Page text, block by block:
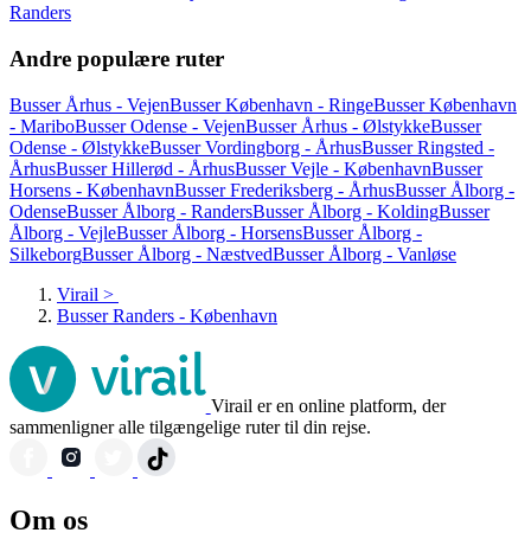
Randers
Andre populære ruter
Busser Århus - VejenBusser København - RingeBusser København
- MariboBusser Odense - VejenBusser Århus - ØlstykkeBusser
Odense - ØlstykkeBusser Vordingborg - ÅrhusBusser Ringsted -
ÅrhusBusser Hillerød - ÅrhusBusser Vejle - KøbenhavnBusser
Horsens - KøbenhavnBusser Frederiksberg - ÅrhusBusser Ålborg -
OdenseBusser Ålborg - RandersBusser Ålborg - KoldingBusser
Ålborg - VejleBusser Ålborg - HorsensBusser Ålborg -
SilkeborgBusser Ålborg - NæstvedBusser Ålborg - Vanløse
Virail >
Busser Randers - København
Virail er en online platform, der
sammenligner alle tilgængelige ruter til din rejse.
Om os